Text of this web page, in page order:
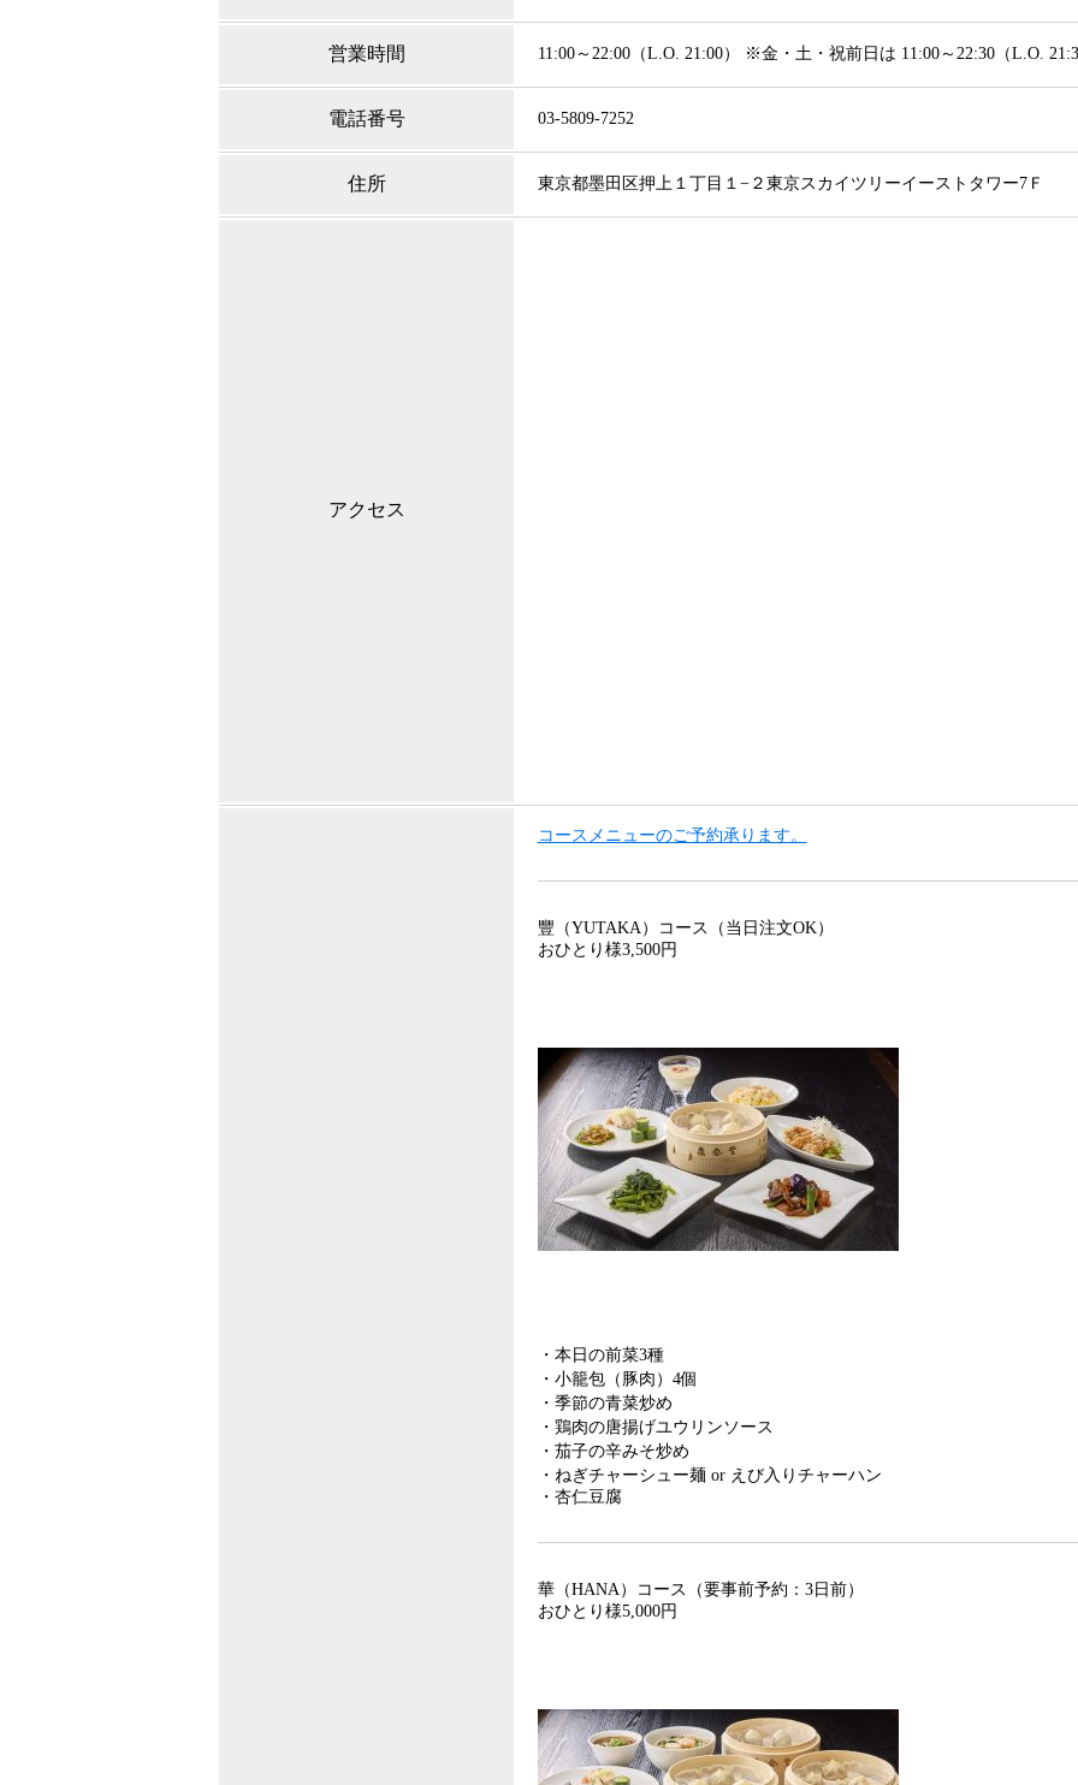
営業時間 11:00～22:00（L.O. 21:00） ※金・土・祝前日は 11:00～22:30（L.O.
電話番号 03-5809-7252
住所 東京都墨田区押上１丁目１−２東京スカイツリーイーストタワー7Ｆ
アクセス
コースメニューのご予約承ります。
豐（YUTAKA）コース（当日注文OK）
おひとり様3,500円
・本日の前菜3種
・小籠包（豚肉）4個
・季節の青菜炒め
・鶏肉の唐揚げユウリンソース
・茄子の辛みそ炒め
・ねぎチャーシュー麺 or えび入りチャーハン
・杏仁豆腐
華（HANA）コース（要事前予約：3日前）
おひとり様5,000円